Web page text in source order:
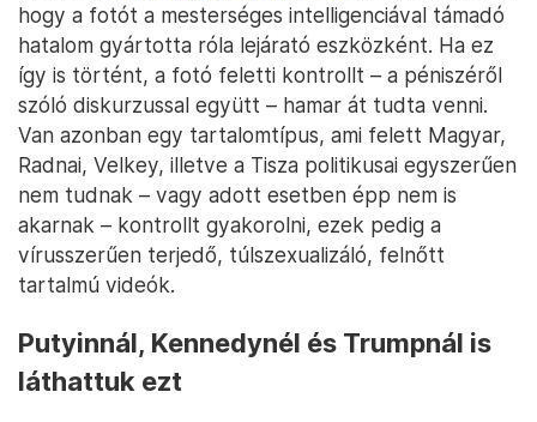
hogy a fotót a mesterséges intelligenciával támadó
hatalom gyártotta róla lejárató eszközként. Ha ez
így is történt, a fotó feletti kontrollt – a péniszéről
szóló diskurzussal együtt – hamar át tudta venni.
Van azonban egy tartalomtípus, ami felett Magyar,
Radnai, Velkey, illetve a Tisza politikusai egyszerűen
nem tudnak – vagy adott esetben épp nem is
akarnak – kontrollt gyakorolni, ezek pedig a
vírusszerűen terjedő, túlszexualizáló, felnőtt
tartalmú videók.
Putyinnál, Kennedynél és Trumpnál is
láthattuk ezt